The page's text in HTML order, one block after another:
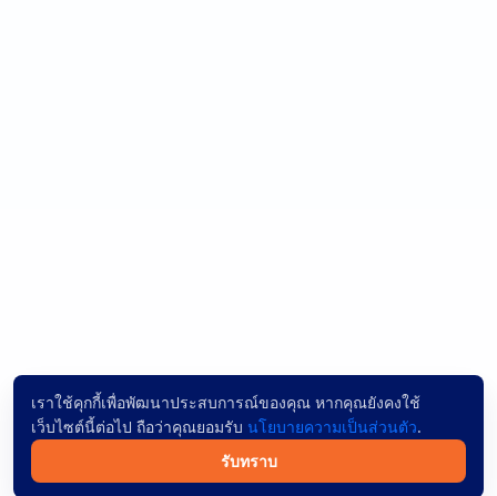
เราใช้คุกกี้เพื่อพัฒนาประสบการณ์ของคุณ หากคุณยังคงใช้
เว็บไซต์นี้ต่อไป ถือว่าคุณยอมรับ นโยบายความเป็นส่วนตัว.
รับทราบ